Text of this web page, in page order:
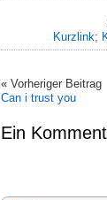
Kurzlink;
« Vorheriger Beitrag
Can i trust you
Ein